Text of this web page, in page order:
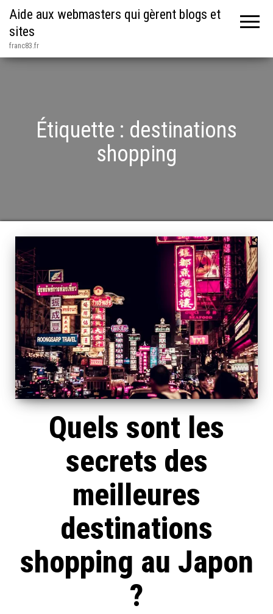
Aide aux webmasters qui gèrent blogs et
sites
franc83.fr
Étiquette : destinations
shopping
Quels sont les
secrets des
meilleures
destinations
shopping au Japon
?